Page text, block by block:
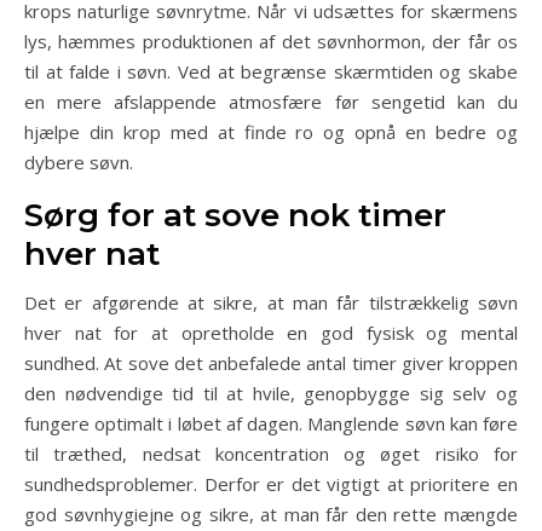
krops naturlige søvnrytme. Når vi udsættes for skærmens
lys, hæmmes produktionen af det søvnhormon, der får os
til at falde i søvn. Ved at begrænse skærmtiden og skabe
en mere afslappende atmosfære før sengetid kan du
hjælpe din krop med at finde ro og opnå en bedre og
dybere søvn.
Sørg for at sove nok timer
hver nat
Det er afgørende at sikre, at man får tilstrækkelig søvn
hver nat for at opretholde en god fysisk og mental
sundhed. At sove det anbefalede antal timer giver kroppen
den nødvendige tid til at hvile, genopbygge sig selv og
fungere optimalt i løbet af dagen. Manglende søvn kan føre
til træthed, nedsat koncentration og øget risiko for
sundhedsproblemer. Derfor er det vigtigt at prioritere en
god søvnhygiejne og sikre, at man får den rette mængde